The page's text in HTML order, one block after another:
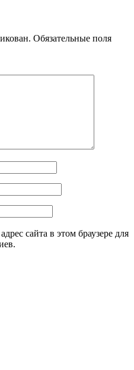
Обязательные поля
сайта в этом браузере для